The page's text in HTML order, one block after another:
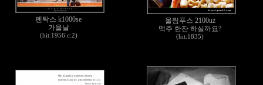
펜탁스 k1000se
가을날
(hit:1956 c:2)
올림푸스 2100uz
맥주 한잔 하실까요?
(hit:1835)